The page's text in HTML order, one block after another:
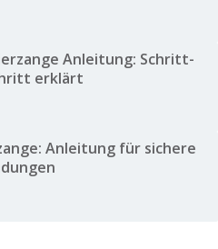
Anleitung: Schritt-
erklärt
Anleitung für sichere